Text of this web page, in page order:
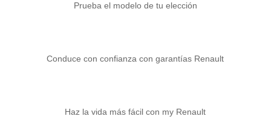
Prueba el modelo de tu elección
Conduce con confianza con garantías Renault
Haz la vida más fácil con my Renault